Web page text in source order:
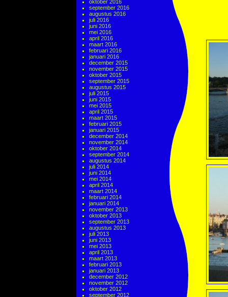
oktober 2016
september 2016
augustus 2016
juli 2016
juni 2016
mei 2016
april 2016
maart 2016
februari 2016
januari 2016
december 2015
november 2015
oktober 2015
september 2015
augustus 2015
juli 2015
juni 2015
mei 2015
april 2015
maart 2015
februari 2015
januari 2015
december 2014
november 2014
oktober 2014
september 2014
augustus 2014
juli 2014
juni 2014
mei 2014
april 2014
maart 2014
februari 2014
januari 2014
november 2013
oktober 2013
september 2013
augustus 2013
juli 2013
juni 2013
mei 2013
april 2013
maart 2013
februari 2013
januari 2013
december 2012
november 2012
oktober 2012
september 2012